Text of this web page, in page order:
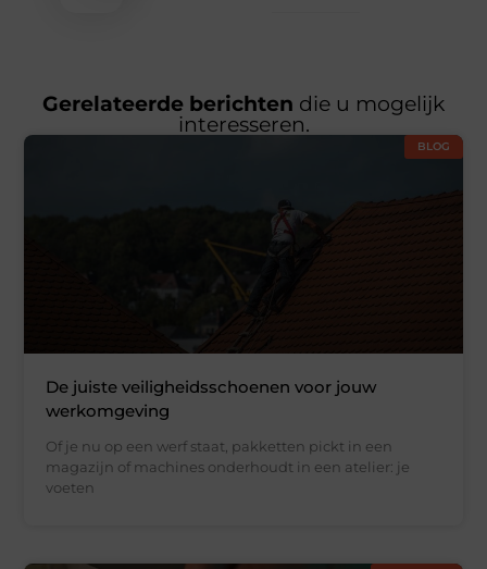
Gerelateerde berichten die u mogelijk
interesseren.
BLOG
De juiste veiligheidsschoenen voor jouw
werkomgeving
Of je nu op een werf staat, pakketten pickt in een
magazijn of machines onderhoudt in een atelier: je
voeten